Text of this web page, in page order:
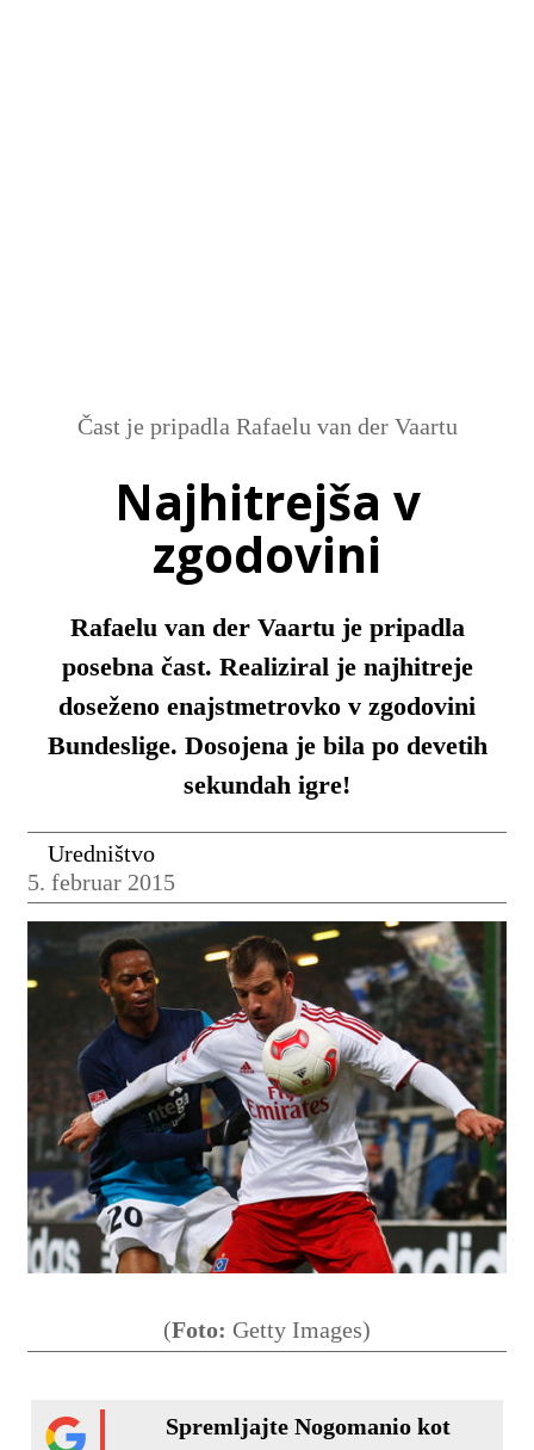
Čast je pripadla Rafaelu van der Vaartu
Najhitrejša v
zgodovini
Rafaelu van der Vaartu je pripadla
posebna čast. Realiziral je najhitreje
doseženo enajstmetrovko v zgodovini
Bundeslige. Dosojena je bila po devetih
sekundah igre!
Uredništvo
5. februar 2015
(Foto: Getty Images)
Spremljajte Nogomanio kot